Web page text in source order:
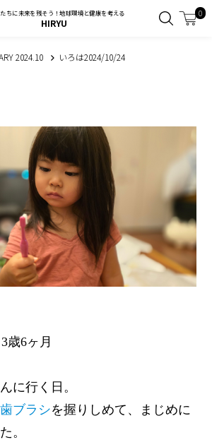
ちに未来を残そう！地球環境と健康を考える
HIRYU
0
2024.10 いろは2024/10/24
歳6ヶ月
に行く日。
ブラシを握りしめて、まじめに
。